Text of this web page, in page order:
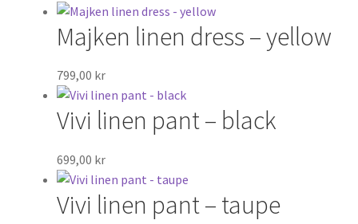
Majken linen dress – yellow
799,00 kr
Vivi linen pant – black
699,00 kr
Vivi linen pant – taupe